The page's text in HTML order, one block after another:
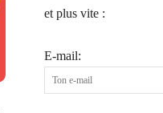
et plus vite :
E-mail: